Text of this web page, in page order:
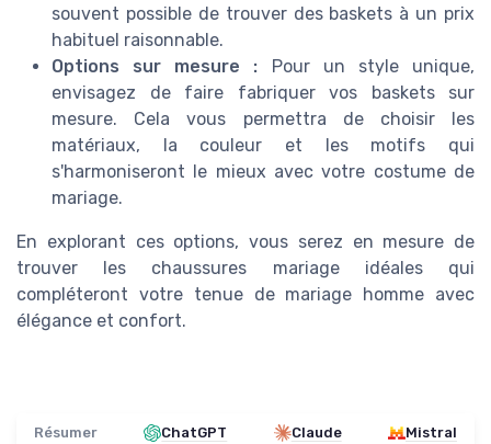
souvent possible de trouver des baskets à un prix
habituel raisonnable.
Options sur mesure : Pour un style unique,
envisagez de faire fabriquer vos baskets sur
mesure. Cela vous permettra de choisir les
matériaux, la couleur et les motifs qui
s'harmoniseront le mieux avec votre costume de
mariage.
En explorant ces options, vous serez en mesure de
trouver les chaussures mariage idéales qui
compléteront votre tenue de mariage homme avec
élégance et confort.
Résumer ChatGPT Claude Mistral